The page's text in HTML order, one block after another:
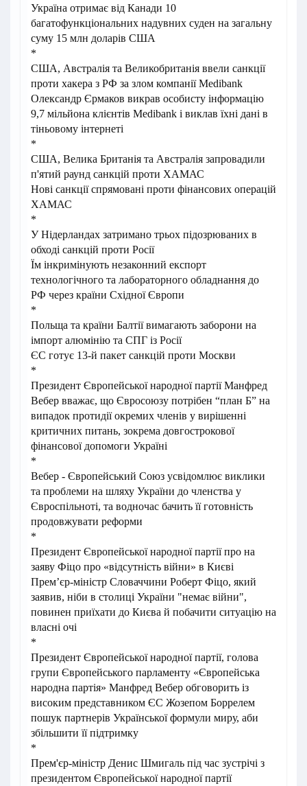
Україна отримає від Канади 10
багатофункціональних надувних суден на загальну
суму 15 млн доларів США
*
США, Австралія та Великобританія ввели санкції
проти хакера з РФ за злом компанії Medibank
Олександр Єрмаков викрав особисту інформацію
9,7 мільйона клієнтів Medibank і виклав їхні дані в
тіньовому інтернеті
*
США, Велика Британія та Австралія запровадили
п'ятий раунд санкцій проти ХАМАС
Нові санкції спрямовані проти фінансових операцій
ХАМАС
*
У Нідерландах затримано трьох підозрюваних в
обході санкцій проти Росії
Їм інкримінують незаконний експорт
технологічного та лабораторного обладнання до
РФ через країни Східної Європи
*
Польща та країни Балтії вимагають заборони на
імпорт алюмінію та СПГ із Росії
ЄС готує 13-й пакет санкцій проти Москви
*
Президент Європейської народної партії Манфред
Вебер вважає, що Євросоюзу потрібен “план Б” на
випадок протидії окремих членів у вирішенні
критичних питань, зокрема довгострокової
фінансової допомоги Україні
*
Вебер - Європейський Союз усвідомлює виклики
та проблеми на шляху України до членства у
Євроспільноті, та водночас бачить її готовність
продовжувати реформи
*
Президент Європейської народної партії про на
заяву Фіцо про «відсутність війни» в Києві
Прем’єр-міністр Словаччини Роберт Фіцо, який
заявив, ніби в столиці України "немає війни",
повинен приїхати до Києва й побачити ситуацію на
власні очі
*
Президент Європейської народної партії, голова
групи Європейського парламенту «Європейська
народна партія» Манфред Вебер обговорить із
високим представником ЄС Жозепом Боррелем
пошук партнерів Української формули миру, аби
збільшити її підтримку
*
Прем'єр-міністр Денис Шмигаль під час зустрічі з
президентом Європейської народної партії